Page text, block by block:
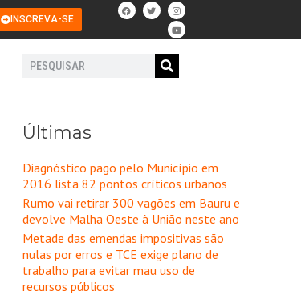
INSCREVA-SE
F
a
c
b
T
w
i
t
I
n
s
t
a
r
Y
o
u
t
u
e
Pesquisar
Últimas
Diagnóstico pago pelo Município em
2016 lista 82 pontos críticos urbanos
Rumo vai retirar 300 vagões em Bauru e
devolve Malha Oeste à União neste ano
Metade das emendas impositivas são
nulas por erros e TCE exige plano de
trabalho para evitar mau uso de
recursos públicos